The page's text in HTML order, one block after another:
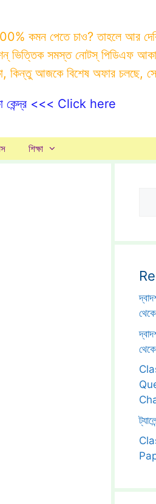
100% কমন পেতে চাও? তাহলে আর
ভিত্তিক সমস্ত নোটস্
কিন্তু আজকে বিশেষ অফার চলছে,
কেন্দ্র <<< Click here
শিক্ষা